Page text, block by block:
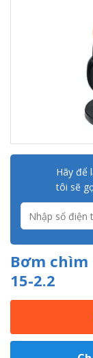
Hãy để
tôi sẽ
Bơm chìm
15-2.2